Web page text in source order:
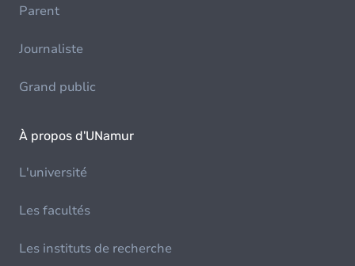
Parent
Journaliste
Grand public
À propos d'UNamur
L'université
Les facultés
Les instituts de recherche